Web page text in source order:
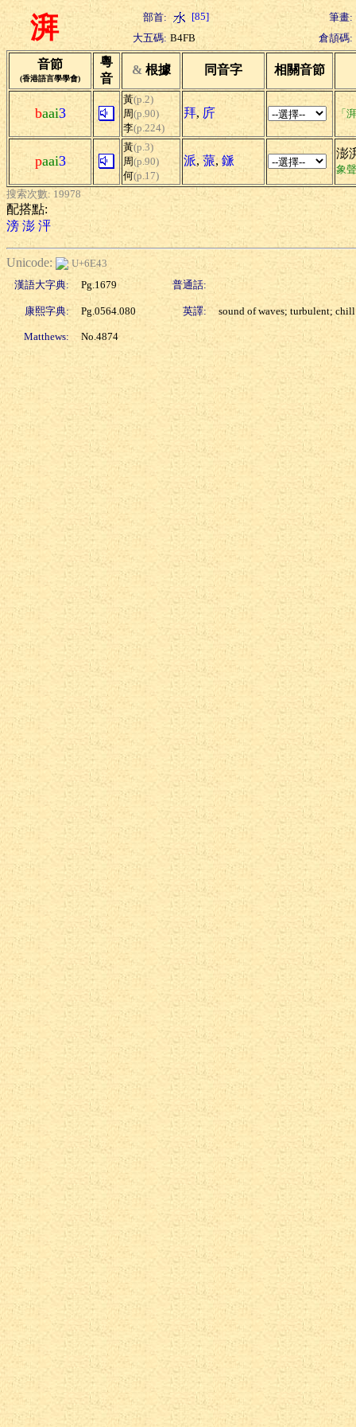
湃 部首: [85]
筆畫:
大五碼: B4FB 倉頡碼:
音節
(香港語言學學會)
粵
音
& 根據 同音字 相關音節
baai3
黃(p.2)
周(p.90)
李(p.224)
拜, 庍 「
paai3
黃(p.3)
周(p.90)
何(p.17)
派, 蒎, 鎃
澎
象
搜索次數: 19978
配搭點:
滂 澎 泙
Unicode:
U+6E43
漢語大字典:
Pg.1679 普通話:
康熙字典: Pg.0564.080 英譯: sound of waves; turbulent; chill
Matthews: No.4874